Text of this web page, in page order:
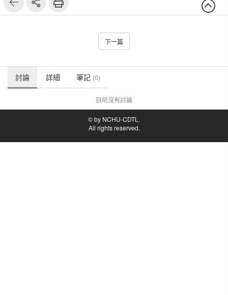
下一篇
討論 詳細 筆記 (0)
目前沒有討論
© by NCHU-CDTL.
All rights reserved.